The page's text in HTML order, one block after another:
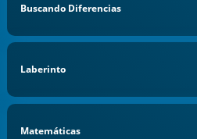
Buscando Diferencias
Laberinto
Matemáticas